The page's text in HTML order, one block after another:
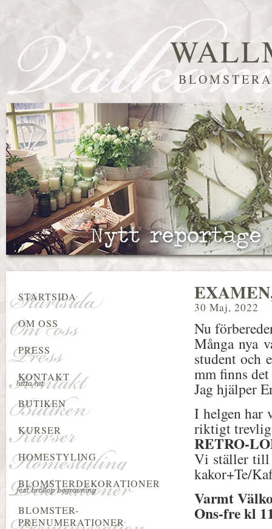
30 Maj, 2022
Nu
Många nya
student och
mm finns
Jag hjälper
I helgen
riktigt trevlig
RETRO-
Vi ställer
kakor+Te/
Varmt
Ons-fre kl
STARTSIDA
OM OSS
PRESS
KONTAKT
BUTIKEN
KURSER
HOMESTYLING
BLOMSTERDEKORATIONER
BLOMSTER-
PRENUMERATIONER